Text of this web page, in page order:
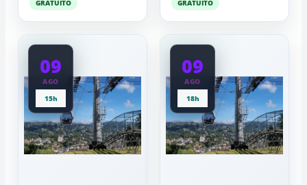
GRATUITO
GRATUITO
09
AGO
15h
09
AGO
18h